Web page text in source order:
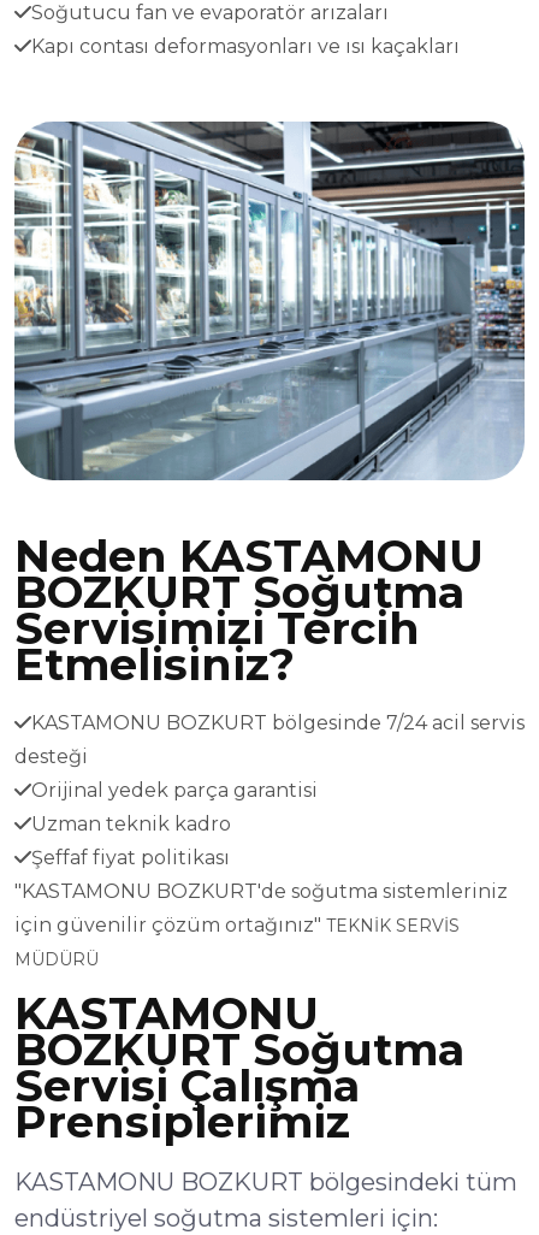
Soğutucu fan ve evaporatör arızaları
Kapı contası deformasyonları ve ısı kaçakları
Neden KASTAMONU
BOZKURT Soğutma
Servisimizi Tercih
Etmelisiniz?
KASTAMONU BOZKURT bölgesinde 7/24 acil servis
desteği
Orijinal yedek parça garantisi
Uzman teknik kadro
Şeffaf fiyat politikası
"KASTAMONU BOZKURT'de soğutma sistemleriniz
için güvenilir çözüm ortağınız" TEKNİK SERVİS
MÜDÜRÜ
KASTAMONU
BOZKURT Soğutma
Servisi Çalışma
Prensiplerimiz
KASTAMONU BOZKURT bölgesindeki tüm
endüstriyel soğutma sistemleri için: